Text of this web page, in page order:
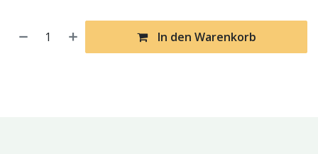
In den Warenkorb